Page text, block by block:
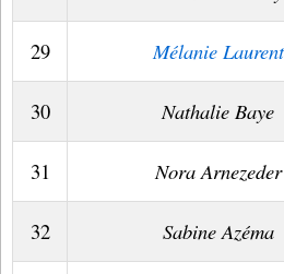
29 Mélanie Laurent
30 Nathalie Baye
31 Nora Arnezeder
32 Sabine Azéma